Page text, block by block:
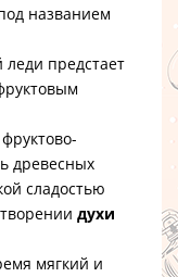
названием
предстает
древесных
сладостью
духи
мягкий и